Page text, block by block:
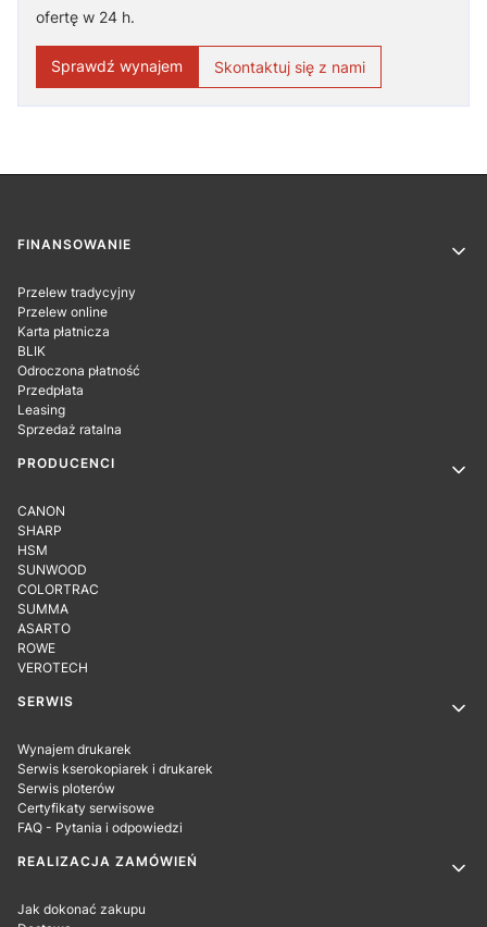
ofertę w 24 h.
Sprawdź wynajem Skontaktuj się z nami
Linki w stopce
FINANSOWANIE
Przelew tradycyjny
Przelew online
Karta płatnicza
BLIK
Odroczona płatność
Przedpłata
Leasing
Sprzedaż ratalna
PRODUCENCI
CANON
SHARP
HSM
SUNWOOD
COLORTRAC
SUMMA
ASARTO
ROWE
VEROTECH
SERWIS
Wynajem drukarek
Serwis kserokopiarek i drukarek
Serwis ploterów
Certyfikaty serwisowe
FAQ - Pytania i odpowiedzi
REALIZACJA ZAMÓWIEŃ
Jak dokonać zakupu